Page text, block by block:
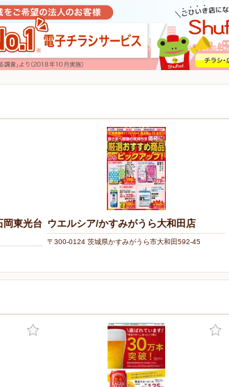
岡東光台 ウエルシア/かすみがうら大和田店
〒300-0124 茨城県かすみがうら市大和田592-45